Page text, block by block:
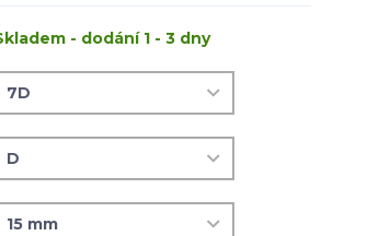
- dodání 1 - 3 dny